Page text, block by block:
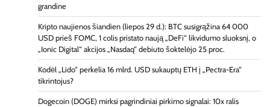
grandine
Kripto naujienos šiandien (liepos 29 d.): BTC susigrąžina 64 000
USD prieš FOMC, 1 colis pristato naują „DeFi“ likvidumo sluoksnį, o
„Ionic Digital“ akcijos „Nasdaq“ debiuto šoktelėjo 25 proc.
Kodėl „Lido“ perkelia 16 mlrd. USD sukauptų ETH į „Pectra-Era“
tikrintojus?
Dogecoin (DOGE) mirksi pagrindiniai pirkimo signalai: 10x ralis